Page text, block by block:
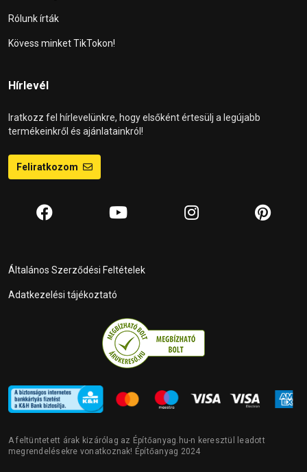
Rólunk írták
Kövess minket TikTokon!
Hírlevél
Iratkozz fel hírlevelünkre, hogy elsőként értesülj a legújabb
termékeinkről és ajánlatainkról!
Feliratkozom
Általános Szerződési Feltételek
Adatkezelési tájékoztató
A feltüntetett árak kizárólag az Építőanyag.hu-n keresztül leadott
megrendelésekre vonatkoznak! Építőanyag 2024